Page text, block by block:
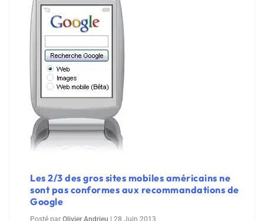
Les 2/3 des gros sites mobiles américains ne
sont pas conformes aux recommandations de
Google
Posté par Olivier Andrieu | 28 Juin 2013